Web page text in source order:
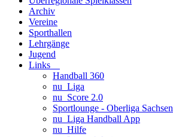
Archiv
Vereine
Sporthallen
Lehrgänge
Jugend
Links
Handball 360
nu_Liga
nu_Score 2.0
Sportlounge - Oberliga Sachsen
nu_Liga Handball App
nu_Hilfe